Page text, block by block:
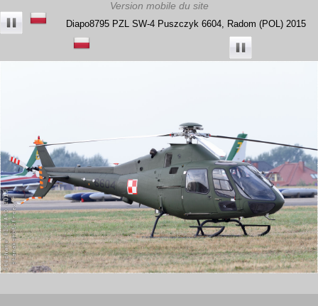
Diapo8795 PZL SW-4 Puszczyk 6604, Radom (POL) 2015